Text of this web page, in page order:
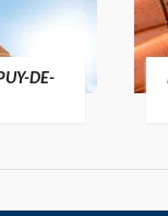
DE-